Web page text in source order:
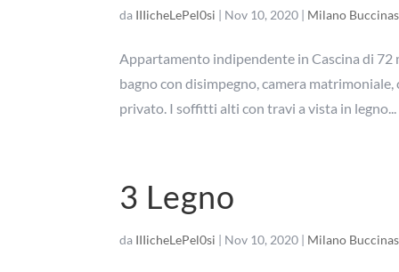
da IIIicheLePel0si | Nov 10, 2020 | Milano
Appartamento indipendente in Cascina di
bagno con disimpegno, camera
privato. I soffitti alti con travi a vista in legno...
3 Legno
da IIIicheLePel0si | Nov 10, 2020 | Milano